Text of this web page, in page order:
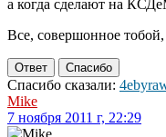
а когда сделают на
Все, совершонное тобой,
Ответ Спасибо
Спасибо сказали:
Mike
7 ноября 2011 г, 22:29